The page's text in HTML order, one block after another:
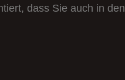
dass Sie auch in den